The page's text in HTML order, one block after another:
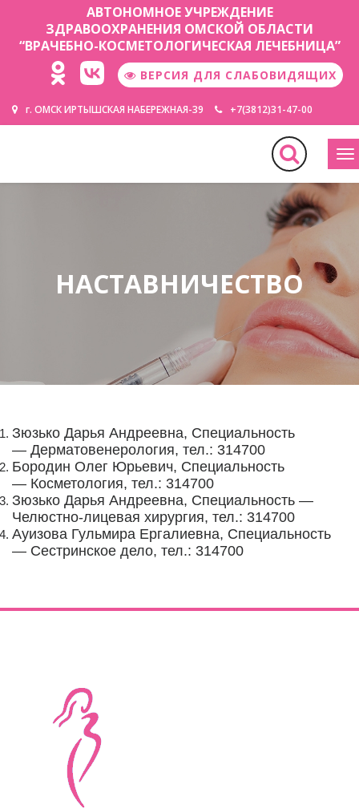
АВТОНОМНОЕ УЧРЕЖДЕНИЕ
ЗДРАВООХРАНЕНИЯ ОМСКОЙ ОБЛАСТИ
“ВРАЧЕБНО-КОСМЕТОЛОГИЧЕСКАЯ ЛЕЧЕБНИЦА”
ВЕРСИЯ ДЛЯ СЛАБОВИДЯЩИХ
г. ОМСК ИРТЫШСКАЯ НАБЕРЕЖНАЯ-39 +7(3812)31-47-00
НАСТАВНИЧЕСТВО
Зюзько Дарья Андреевна, Специальность
— Дерматовенерология, тел.: 314700
Бородин Олег Юрьевич, Специальность
— Косметология, тел.: 314700
Зюзько Дарья Андреевна, Специальность —
Челюстно-лицевая хирургия, тел.: 314700
Ауизова Гульмира Ергалиевна, Специальность
— Сестринское дело, тел.: 314700